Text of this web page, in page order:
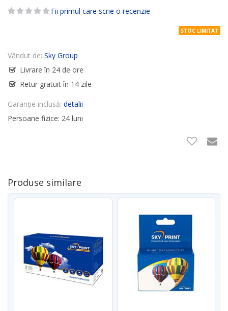
Fii primul care scrie o recenzie
STOC LIMITAT
Vândut de: Sky Group
Livrare în 24 de ore
Retur gratuit în 14 zile
Garanție inclusă: detalii
Persoane fizice: 24 luni
Produse similare